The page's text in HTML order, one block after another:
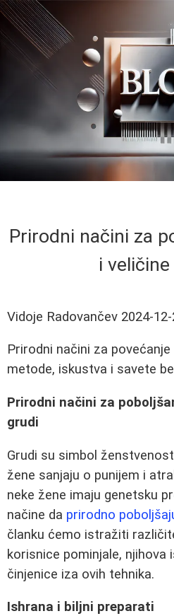
Prirodni načini za
i
Vidoje Radovančev 2024-
Prirodni načini za
metode, iskustva i savete
Prirodni načini za
grudi
Grudi su simbol
žene sanjaju o punijem i
neke žene imaju genetsku
načine da prirodno
članku ćemo istražiti
korisnice pominjale, njihova
činjenice iza ovih tehnika.
Ishrana i biljni preparati